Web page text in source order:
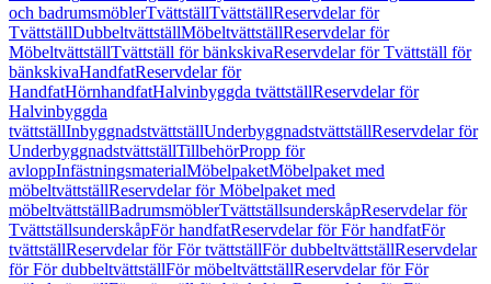
och badrumsmöblerTvättställTvättställReservdelar för
TvättställDubbeltvättställMöbeltvättställReservdelar för
MöbeltvättställTvättställ för bänkskivaReservdelar för Tvättställ för
bänkskivaHandfatReservdelar för
HandfatHörnhandfatHalvinbyggda tvättställReservdelar för
Halvinbyggda
tvättställInbyggnadstvättställUnderbyggnadstvättställReservdelar för
UnderbyggnadstvättställTillbehörPropp för
avloppInfästningsmaterialMöbelpaketMöbelpaket med
möbeltvättställReservdelar för Möbelpaket med
möbeltvättställBadrumsmöblerTvättställsunderskåpReservdelar för
TvättställsunderskåpFör handfatReservdelar för För handfatFör
tvättställReservdelar för För tvättställFör dubbeltvättställReservdelar
för För dubbeltvättställFör möbeltvättställReservdelar för För